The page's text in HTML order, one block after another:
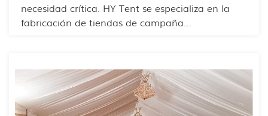
necesidad crítica. HY Tent se especializa en la
fabricación de tiendas de campaña
Nuestras tiendas están diseñadas pensando en
la durabilidad, la funcionalidad y el rápido
despliegue, lo que las hace ideales para